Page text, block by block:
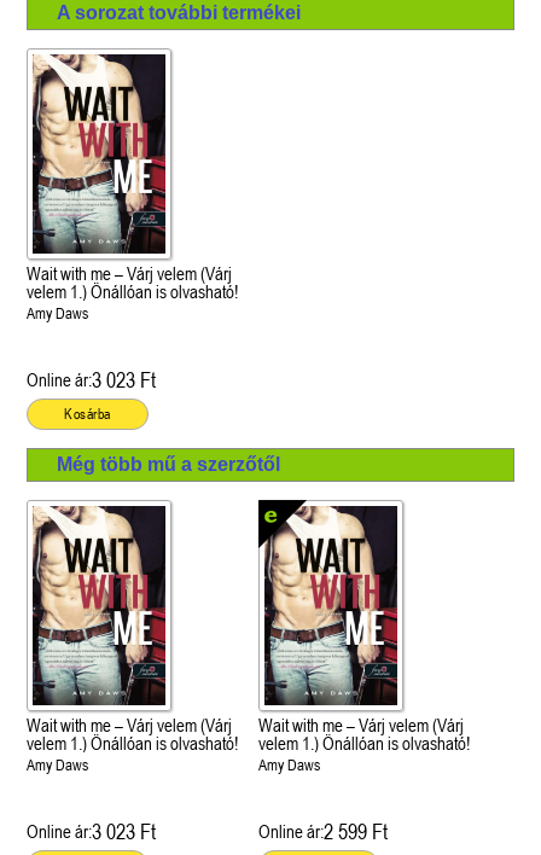
A sorozat további termékei
Wait with me – Várj velem (Várj
velem 1.) Önállóan is olvasható!
Amy Daws
Online ár:3 023 Ft
Kosárba
Még több mű a szerzőtől
Wait with me – Várj velem (Várj
velem 1.) Önállóan is olvasható!
Amy Daws
Online ár:3 023 Ft
Wait with me – Várj velem (Várj
velem 1.) Önállóan is olvasható!
Amy Daws
Online ár:2 599 Ft